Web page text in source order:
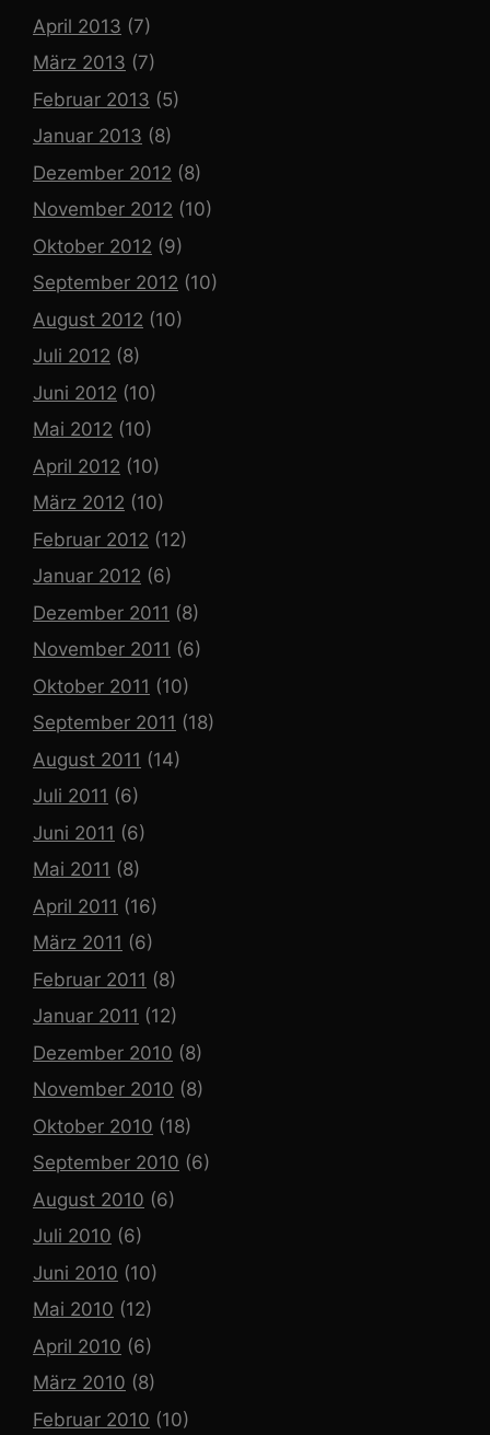
April 2013 (7)
März 2013 (7)
Februar 2013 (5)
Januar 2013 (8)
Dezember 2012 (8)
November 2012 (10)
Oktober 2012 (9)
September 2012 (10)
August 2012 (10)
Juli 2012 (8)
Juni 2012 (10)
Mai 2012 (10)
April 2012 (10)
März 2012 (10)
Februar 2012 (12)
Januar 2012 (6)
Dezember 2011 (8)
November 2011 (6)
Oktober 2011 (10)
September 2011 (18)
August 2011 (14)
Juli 2011 (6)
Juni 2011 (6)
Mai 2011 (8)
April 2011 (16)
März 2011 (6)
Februar 2011 (8)
Januar 2011 (12)
Dezember 2010 (8)
November 2010 (8)
Oktober 2010 (18)
September 2010 (6)
August 2010 (6)
Juli 2010 (6)
Juni 2010 (10)
Mai 2010 (12)
April 2010 (6)
März 2010 (8)
Februar 2010 (10)